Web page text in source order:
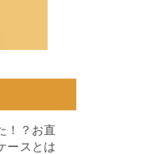
！？お直
ースとは